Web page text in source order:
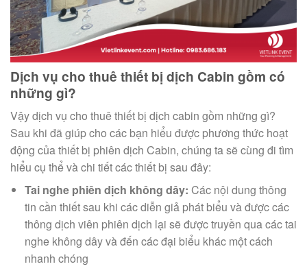
Dịch vụ cho thuê thiết bị dịch Cabin gồm có
những gì?
Vậy dịch vụ cho thuê thiết bị dịch cabin gồm những gì?
Sau khi đã giúp cho các bạn hiểu được phương thức hoạt
động của thiết bị phiên dịch Cabin, chúng ta sẽ cùng đi tìm
hiểu cụ thể và chi tiết các thiết bị sau đây:
Tai nghe phiên dịch không dây: Các nội dung thông
tin cần thiết sau khi các diễn giả phát biểu và được các
thông dịch viên phiên dịch lại sẽ được truyền qua các tai
nghe không dây và đến các đại biểu khác một cách
nhanh chóng